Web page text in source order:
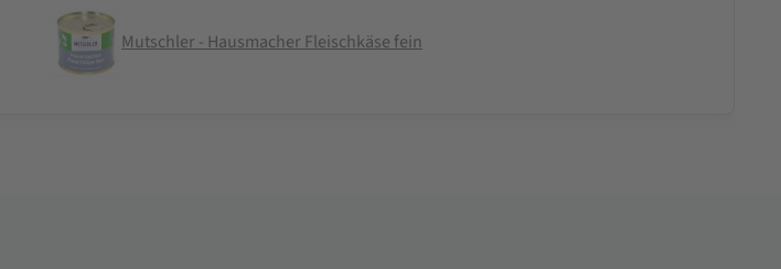
Mutschler - Hausmacher Fleischkäse fein